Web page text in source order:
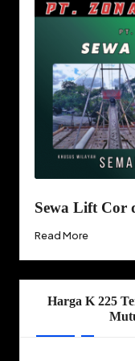
Sewa Lift Cor
Read More
Harga K 225